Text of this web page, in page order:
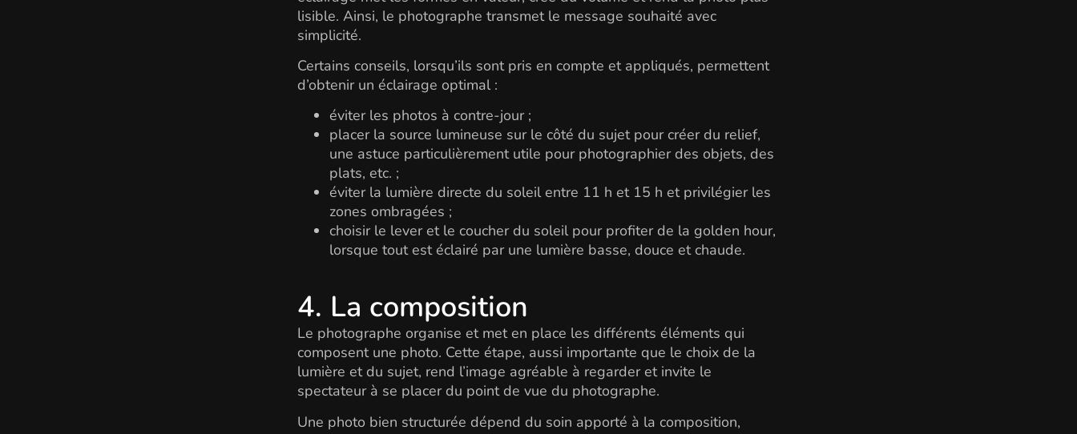
lisible. Ainsi, le photographe transmet le message souhaité avec
simplicité.
Certains conseils, lorsqu’ils sont pris en compte et appliqués, permettent
d’obtenir un éclairage optimal :
éviter les photos à contre-jour ;
placer la source lumineuse sur le côté du sujet pour créer du relief,
une astuce particulièrement utile pour photographier des objets, des
plats, etc. ;
éviter la lumière directe du soleil entre 11 h et 15 h et privilégier les
zones ombragées ;
choisir le lever et le coucher du soleil pour profiter de la golden hour,
lorsque tout est éclairé par une lumière basse, douce et chaude.
4. La composition
Le photographe organise et met en place les différents éléments qui
composent une photo. Cette étape, aussi importante que le choix de la
lumière et du sujet, rend l’image agréable à regarder et invite le
spectateur à se placer du point de vue du photographe.
Une photo bien structurée dépend du soin apporté à la composition,